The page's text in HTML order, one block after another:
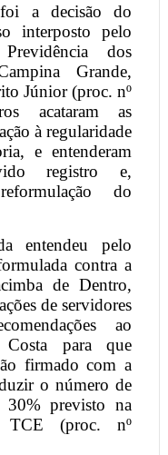
a decisão do
interposto pelo
dos
Grande,
Júnior (proc. nº
acataram as
à regularidade
e entenderam
registro e,
do
entendeu pelo
contra a
de Dentro,
de servidores
ao
Costa para que
firmado com a
o número de
30% previsto na
TCE (proc. nº